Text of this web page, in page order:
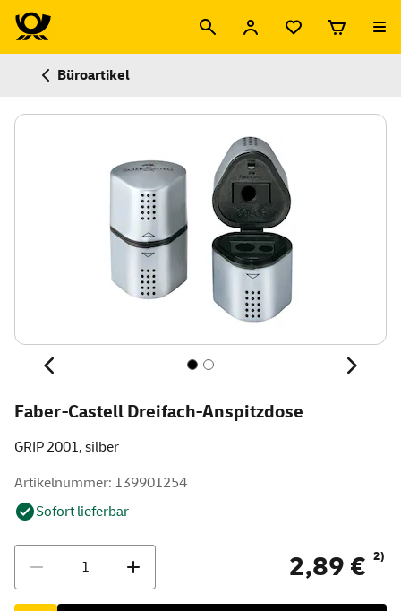
Büroartikel
Faber-Castell Dreifach-Anspitzdose
GRIP 2001, silber
Artikelnummer: 139901254
Sofort lieferbar
2,89 € 2)